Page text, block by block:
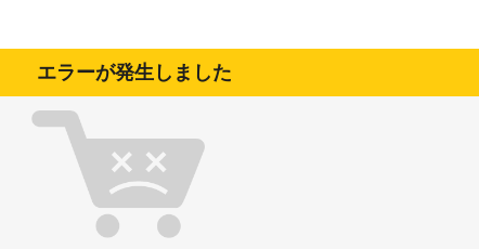
エラーが発生しました